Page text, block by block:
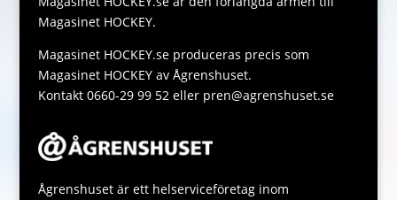
k
p
g
Magasinet HOCKEY.
Magasinet HOCKEY.se produceras precis som
Magasinet HOCKEY av Ågrenshuset.
Kontakt 0660-29 99 52 eller pren@agrenshuset.se
Ågrenshuset är ett helserviceföretag inom